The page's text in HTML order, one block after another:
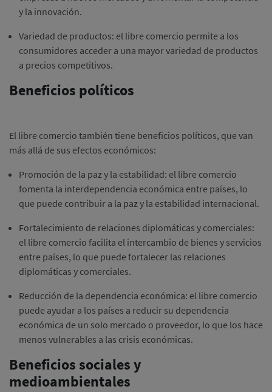
y la innovación.
Variedad de productos: el libre comercio permite a los
consumidores acceder a una mayor variedad de productos
a precios competitivos.
Beneficios políticos
El libre comercio también tiene beneficios políticos, que van
más allá de sus efectos económicos:
Promoción de la paz y la estabilidad: el libre comercio
fomenta la interdependencia económica entre países, lo
que puede contribuir a la paz y la estabilidad internacional.
Fortalecimiento de relaciones diplomáticas y comerciales:
el libre comercio facilita el intercambio de bienes y servicios
entre países, lo que puede fortalecer las relaciones
diplomáticas y comerciales.
Reducción de la dependencia económica: el libre comercio
puede ayudar a los países a reducir su dependencia
económica de un solo mercado o proveedor, lo que los hace
menos vulnerables a las crisis económicas.
Beneficios sociales y
medioambientales